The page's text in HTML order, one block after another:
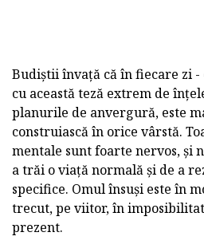
Budiștii învață că în fiecare zi
cu această teză extrem de
planurile de anvergură, este
construiască în orice vârstă.
mentale sunt foarte nervos, și
a trăi o viață normală și de a
specifice. Omul însuși este în
trecut, pe viitor, în
prezent.